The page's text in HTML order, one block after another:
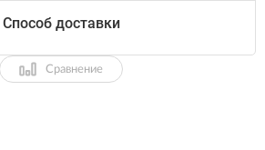
Способ доставки
Сравнение